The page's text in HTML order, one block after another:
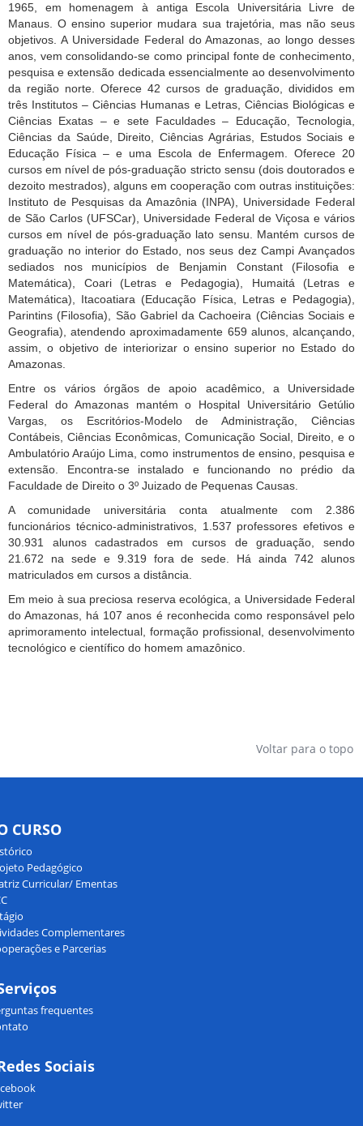
1965, em homenagem à antiga Escola Universitária Livre de
Manaus. O ensino superior mudara sua trajetória, mas não seus
objetivos. A Universidade Federal do Amazonas, ao longo desses
anos, vem consolidando-se como principal fonte de conhecimento,
pesquisa e extensão dedicada essencialmente ao desenvolvimento
da região norte. Oferece 42 cursos de graduação, divididos em
três Institutos – Ciências Humanas e Letras, Ciências Biológicas e
Ciências Exatas – e sete Faculdades – Educação, Tecnologia,
Ciências da Saúde, Direito, Ciências Agrárias, Estudos Sociais e
Educação Física – e uma Escola de Enfermagem. Oferece 20
cursos em nível de pós-graduação stricto sensu (dois doutorados e
dezoito mestrados), alguns em cooperação com outras instituições:
Instituto de Pesquisas da Amazônia (INPA), Universidade Federal
de São Carlos (UFSCar), Universidade Federal de Viçosa e vários
cursos em nível de pós-graduação lato sensu. Mantém cursos de
graduação no interior do Estado, nos seus dez Campi Avançados
sediados nos municípios de Benjamin Constant (Filosofia e
Matemática), Coari (Letras e Pedagogia), Humaitá (Letras e
Matemática), Itacoatiara (Educação Física, Letras e Pedagogia),
Parintins (Filosofia), São Gabriel da Cachoeira (Ciências Sociais e
Geografia), atendendo aproximadamente 659 alunos, alcançando,
assim, o objetivo de interiorizar o ensino superior no Estado do
Amazonas.
Entre os vários órgãos de apoio acadêmico, a Universidade
Federal do Amazonas mantém o Hospital Universitário Getúlio
Vargas, os Escritórios-Modelo de Administração, Ciências
Contábeis, Ciências Econômicas, Comunicação Social, Direito, e o
Ambulatório Araújo Lima, como instrumentos de ensino, pesquisa e
extensão. Encontra-se instalado e funcionando no prédio da
Faculdade de Direito o 3º Juizado de Pequenas Causas.
A comunidade universitária conta atualmente com 2.386
funcionários técnico-administrativos, 1.537 professores efetivos e
30.931 alunos cadastrados em cursos de graduação, sendo
21.672 na sede e 9.319 fora de sede. Há ainda 742 alunos
matriculados em cursos a distância.
Em meio à sua preciosa reserva ecológica, a Universidade Federal
do Amazonas, há 107 anos é reconhecida como responsável pelo
aprimoramento intelectual, formação profissional, desenvolvimento
tecnológico e científico do homem amazônico.
Voltar para o topo
CURSO
Pedagógico
Curricular/ Ementas
Complementares
e Parcerias
frequentes
Sociais